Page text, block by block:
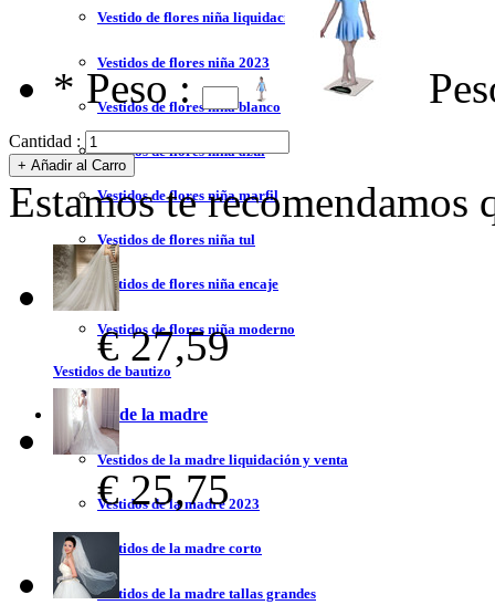
Vestido de flores niña liquidación y venta
Vestidos de flores niña 2023
Vestidos de flores niña blanco
Vestidos de flores niña azul
Vestidos de flores niña marfil
Vestidos de flores niña tul
Vestidos de flores niña encaje
Vestidos de flores niña moderno
Vestidos de bautizo
Vestidos de la madre
Vestidos de la madre liquidación y venta
Vestidos de la madre 2023
Vestidos de la madre corto
Vestidos de la madre tallas grandes
* Peso :
Cantidad :
Estamos te recomendamos
€ 27,59
€ 25,75